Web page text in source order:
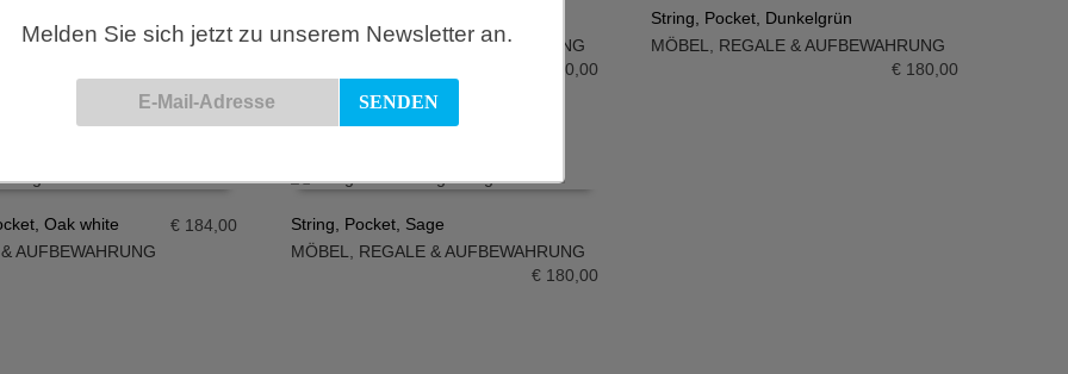
Dunkelblau
REGALE & AUFBEWAHRUNG
MÖBEL ,REGALE & AUFBEWAHRUNG
180,00
IN DEN WARENKORB
String, Pocket, Dunkelgrün
MÖBEL, REGALE & AUFBEWAHRUNG
€ 180,00
Oak white
AUFBEWAHRUNG
€ 184,00
IN DEN WARENKORB
String, Pocket, Sage
MÖBEL
REGALE & AUFBEWAHRUNG
€180,00
Melden Sie sich jetzt zu unserem Newsletter an.